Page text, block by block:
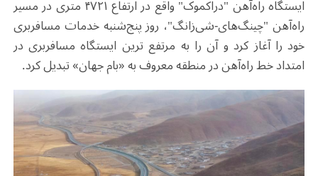
ایستگاه راه‌آهن "دراکموک" واقع در ارتفاع ۴۷۲۱ متری در مسیر
راه‌آهن "چینگ‌های-شی‌زانگ"، روز پنج‌شنبه خدمات مسافربری
خود را آغاز کرد و آن را به مرتفع ترین ایستگاه مسافربری در
امتداد خط راه‌آهن در منطقه معروف به «بام جهان» تبدیل کرد.